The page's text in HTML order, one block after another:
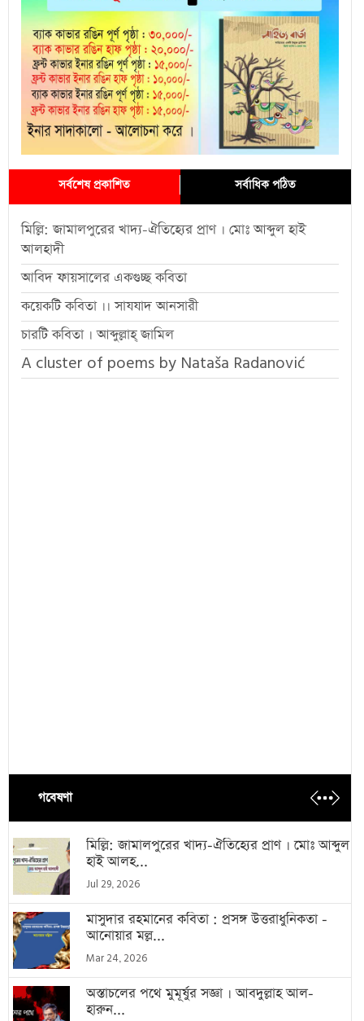
সর্বশেষ প্রকাশিত সর্বাধিক পঠিত
মিল্লি: জামালপুরের খাদ্য-ঐতিহ্যের প্রাণ । মোঃ আব্দুল হাই
আলহাদী
আবিদ ফায়সালের একগুচ্ছ কবিতা
কয়েকটি কবিতা ।। সাযযাদ আনসারী
চারটি কবিতা । আব্দুল্লাহ্ জামিল
A cluster of poems by Nataša Radanović
গবেষণা
মিল্লি: জামালপুরের খাদ্য-ঐতিহ্যের প্রাণ । মোঃ আব্দুল
হাই আলহ...
Jul 29, 2026
মাসুদার রহমানের কবিতা : প্রসঙ্গ উত্তরাধুনিকতা -
আনোয়ার মল্ল...
Mar 24, 2026
অস্তাচলের পথে মুমূর্ষুর সজ্ঞা । আবদুল্লাহ আল-
হারুন...